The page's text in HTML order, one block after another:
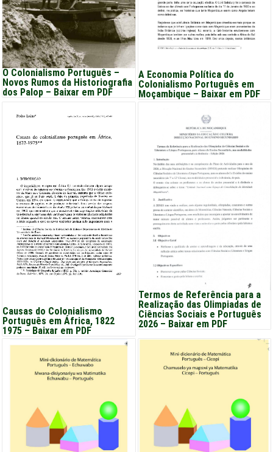
O Colonialismo Português –
Novos Rumos da Historiografia
dos Palop – Baixar em PDF
A Economia Política do
Colonialismo Português em
Moçambique – Baixar em PDF
Causas do Colonialismo
Português em África, 1822
1975 – Baixar em PDF
Termos de Referência para a
Realização das Olimpiadas de
Ciências Sociais e Português
2026 – Baixar em PDF